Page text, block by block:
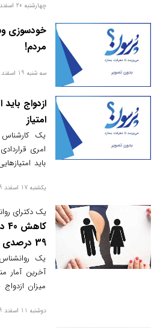
کشور در
ملی ایران
چهارشنبه 20 اسفند 1399
خودسوزی
مردم!
سه شنبه 19 اسفند 1399
ازدواج
امتیاز
یک
امری
باید
یکشنبه 17 اسفند 1399
39
طلاق های
یک
آخرین آمار
‌های مرفه از
دوشنبه 11 اسفند 1399